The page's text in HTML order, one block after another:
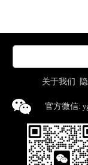
关于我们
官方微信: